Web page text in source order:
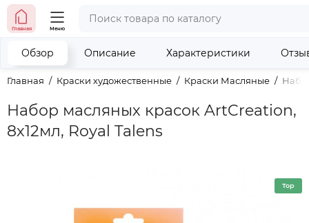
тел. (098) 673-42-06
наши контакты
Главная Меню
Главная Краски художественные Краски Масляные
Набор масляных красок ArtCreation,
8х12мл, Royal Talens
Обзор Описание Характеристики
Top